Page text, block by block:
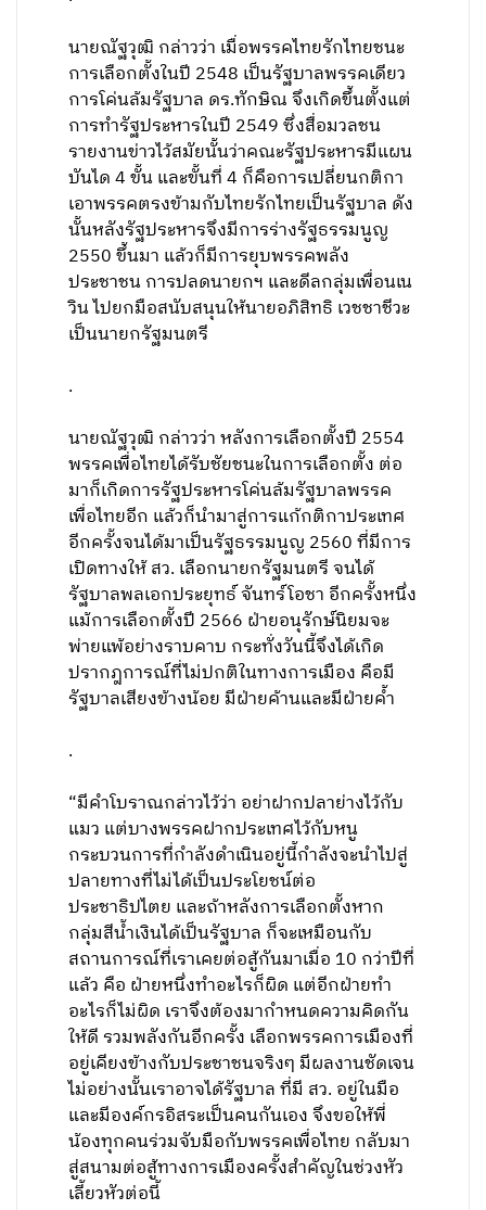
นายณัฐวุฒิ กล่าวว่า เมื่อพรรคไทยรักไทยชนะ
การเลือกตั้งในปี 2548 เป็นรัฐบาลพรรคเดียว
การโค่นล้มรัฐบาล ดร.ทักษิณ จึงเกิดขึ้นตั้งแต่
การทำรัฐประหารในปี 2549 ซึ่งสื่อมวลชน
รายงานข่าวไว้สมัยนั้นว่าคณะรัฐประหารมีแผน
บันได 4 ขั้น และขั้นที่ 4 ก็คือการเปลี่ยนกติกา
เอาพรรคตรงข้ามกับไทยรักไทยเป็นรัฐบาล ดัง
นั้นหลังรัฐประหารจึงมีการร่างรัฐธรรมนูญ
2550 ขึ้นมา แล้วก็มีการยุบพรรคพลัง
ประชาชน การปลดนายกฯ และดีลกลุ่มเพื่อนเน
วิน ไปยกมือสนับสนุนให้นายอภิสิทธิ เวชชาชีวะ
เป็นนายกรัฐมนตรี
.
นายณัฐวุฒิ กล่าวว่า หลังการเลือกตั้งปี 2554
พรรคเพื่อไทยได้รับชัยชนะในการเลือกตั้ง ต่อ
มาก็เกิดการรัฐประหารโค่นล้มรัฐบาลพรรค
เพื่อไทยอีก แล้วก็นำมาสู่การแก้กติกาประเทศ
อีกครั้งจนได้มาเป็นรัฐธรรมนูญ 2560 ที่มีการ
เปิดทางให้ สว. เลือกนายกรัฐมนตรี จนได้
รัฐบาลพลเอกประยุทธ์ จันทร์โอชา อีกครั้งหนึ่ง
แม้การเลือกตั้งปี 2566 ฝ่ายอนุรักษ์นิยมจะ
พ่ายแพ้อย่างราบคาบ กระทั่งวันนี้จึงได้เกิด
ปรากฎการณ์ที่ไม่ปกติในทางการเมือง คือมี
รัฐบาลเสียงข้างน้อย มีฝ่ายค้านและมีฝ่ายค้ำ
.
“มีคำโบราณกล่าวไว้ว่า อย่าฝากปลาย่างไว้กับ
แมว แต่บางพรรคฝากประเทศไว้กับหนู
กระบวนการที่กำลังดำเนินอยู่นี้กำลังจะนำไปสู่
ปลายทางที่ไม่ได้เป็นประโยชน์ต่อ
ประชาธิปไตย และถ้าหลังการเลือกตั้งหาก
กลุ่มสีน้ำเงินได้เป็นรัฐบาล ก็จะเหมือนกับ
สถานการณ์ที่เราเคยต่อสู้กันมาเมื่อ 10 กว่าปีที่
แล้ว คือ ฝ่ายหนึ่งทำอะไรก็ผิด แต่อีกฝ่ายทำ
อะไรก็ไม่ผิด เราจึงต้องมากำหนดความคิดกัน
ให้ดี รวมพลังกันอีกครั้ง เลือกพรรคการเมืองที่
อยู่เคียงข้างกับประชาชนจริงๆ มีผลงานชัดเจน
ไม่อย่างนั้นเราอาจได้รัฐบาล ที่มี สว. อยู่ในมือ
และมีองค์กรอิสระเป็นคนกันเอง จึงขอให้พี่
น้องทุกคนร่วมจับมือกับพรรคเพื่อไทย กลับมา
สู่สนามต่อสู้ทางการเมืองครั้งสำคัญในช่วงหัว
เลี้ยวหัวต่อนี้